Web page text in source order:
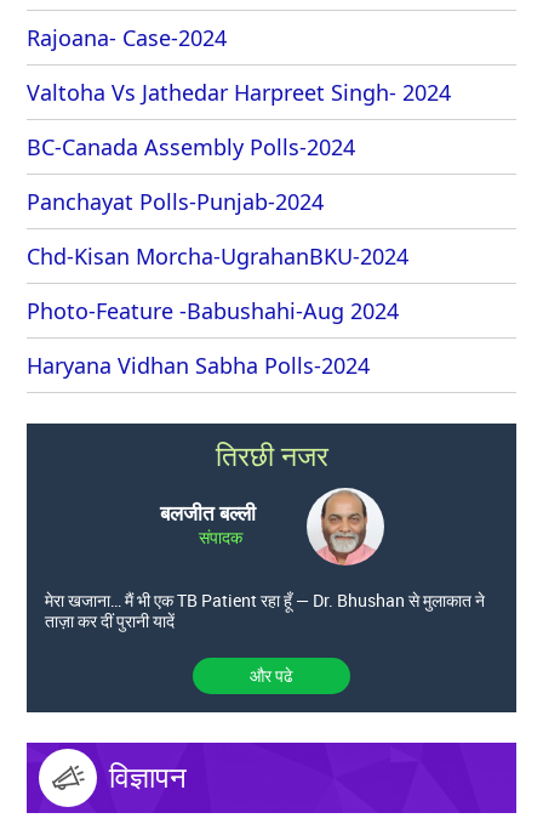
Rajoana- Case-2024
Valtoha Vs Jathedar Harpreet Singh- 2024
BC-Canada Assembly Polls-2024
Panchayat Polls-Punjab-2024
Chd-Kisan Morcha-UgrahanBKU-2024
Photo-Feature -Babushahi-Aug 2024
Haryana Vidhan Sabha Polls-2024
तिरछी नजर
बलजीत बल्ली
संपादक
मेरा खजाना… मैं भी एक TB Patient रहा हूँ — Dr. Bhushan से मुलाकात ने
ताज़ा कर दीं पुरानी यादें
और पढे
विज्ञापन